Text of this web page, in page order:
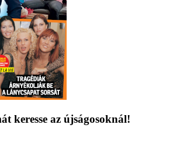
keresse az újságosoknál!